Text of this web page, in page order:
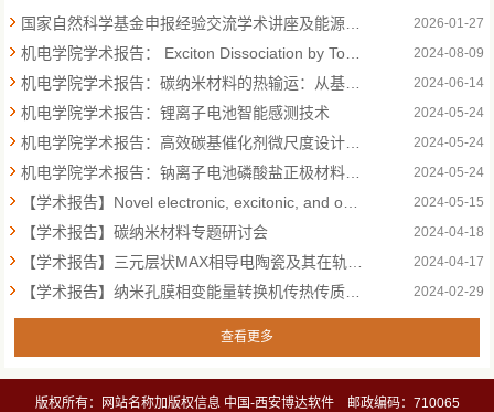
国家自然科学基金申报经验交流学术讲座及能源动力专博点申报材料交流会成功举办 2026-01-27
机电学院学术报告： Exciton Dissociation by Topological Edge States 2024-08-09
机电学院学术报告：碳纳米材料的热输运：从基础理论到红外传感器应用 2024-06-14
机电学院学术报告：锂离子电池智能感测技术 2024-05-24
机电学院学术报告：高效碳基催化剂微尺度设计与调控 2024-05-24
机电学院学术报告：钠离子电池磷酸盐正极材料研究 2024-05-24
【学术报告】Novel electronic, excitonic, and optical features in low-dimensional lead-halide hybrid perovskites 2024-05-15
【学术报告】碳纳米材料专题研讨会 2024-04-18
2024-04-17
【学术报告】纳米孔膜相变能量转换机传热传质研究 2024-02-29
查看更多
版权所有：网站名称加版权信息 中国-西安博达软件 邮政编码：710065